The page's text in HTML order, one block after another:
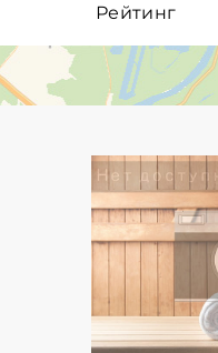
Рейтинг